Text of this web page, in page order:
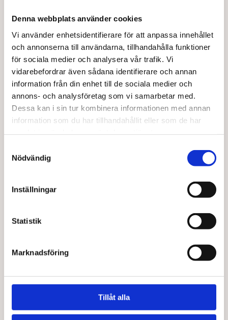
Denna webbplats använder cookies
Vi använder enhetsidentifierare för att anpassa innehållet
och annonserna till användarna, tillhandahålla funktioner
för sociala medier och analysera vår trafik. Vi
vidarebefordrar även sådana identifierare och annan
information från din enhet till de sociala medier och
annons- och analysföretag som vi samarbetar med.
Dessa kan i sin tur kombinera informationen med annan
information som du har tillhandahållit eller som de har
Nödvändig
Inställningar
Statistik
Marknadsföring
Tillåt alla
BARABRAMAT
Bovete skalad KRAV
Från127,00kr
Välj alternativ
Den
här
produkten
har
flera
varianter.
olika
väljas
BARABRAMAT
Azuki bönor EKO
Från122,00kr
Välj alternativ
Den
här
produkten
har
flera
varianter.
BARABRAMAT
Från 46,00kr
produkten
varianter.
Chiafrön svarta EKO